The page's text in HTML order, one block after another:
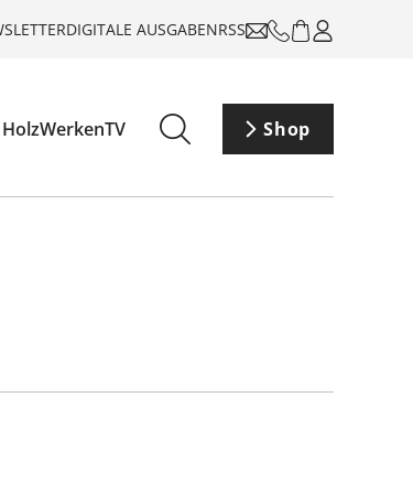
DIGITALE AUSGABENRSS
HolzWerkenTV Shop